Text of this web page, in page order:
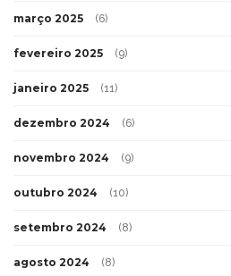
março 2025 (6)
fevereiro 2025 (9)
janeiro 2025 (11)
dezembro 2024 (6)
novembro 2024 (9)
outubro 2024 (10)
setembro 2024 (8)
agosto 2024 (8)